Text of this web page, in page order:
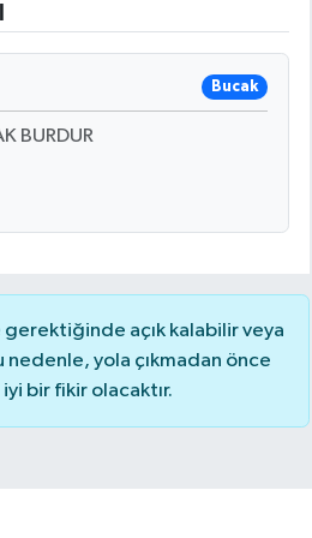
Bucak
BURDUR
gerektiğinde açık kalabilir veya
yola çıkmadan önce
bir fikir olacaktır.